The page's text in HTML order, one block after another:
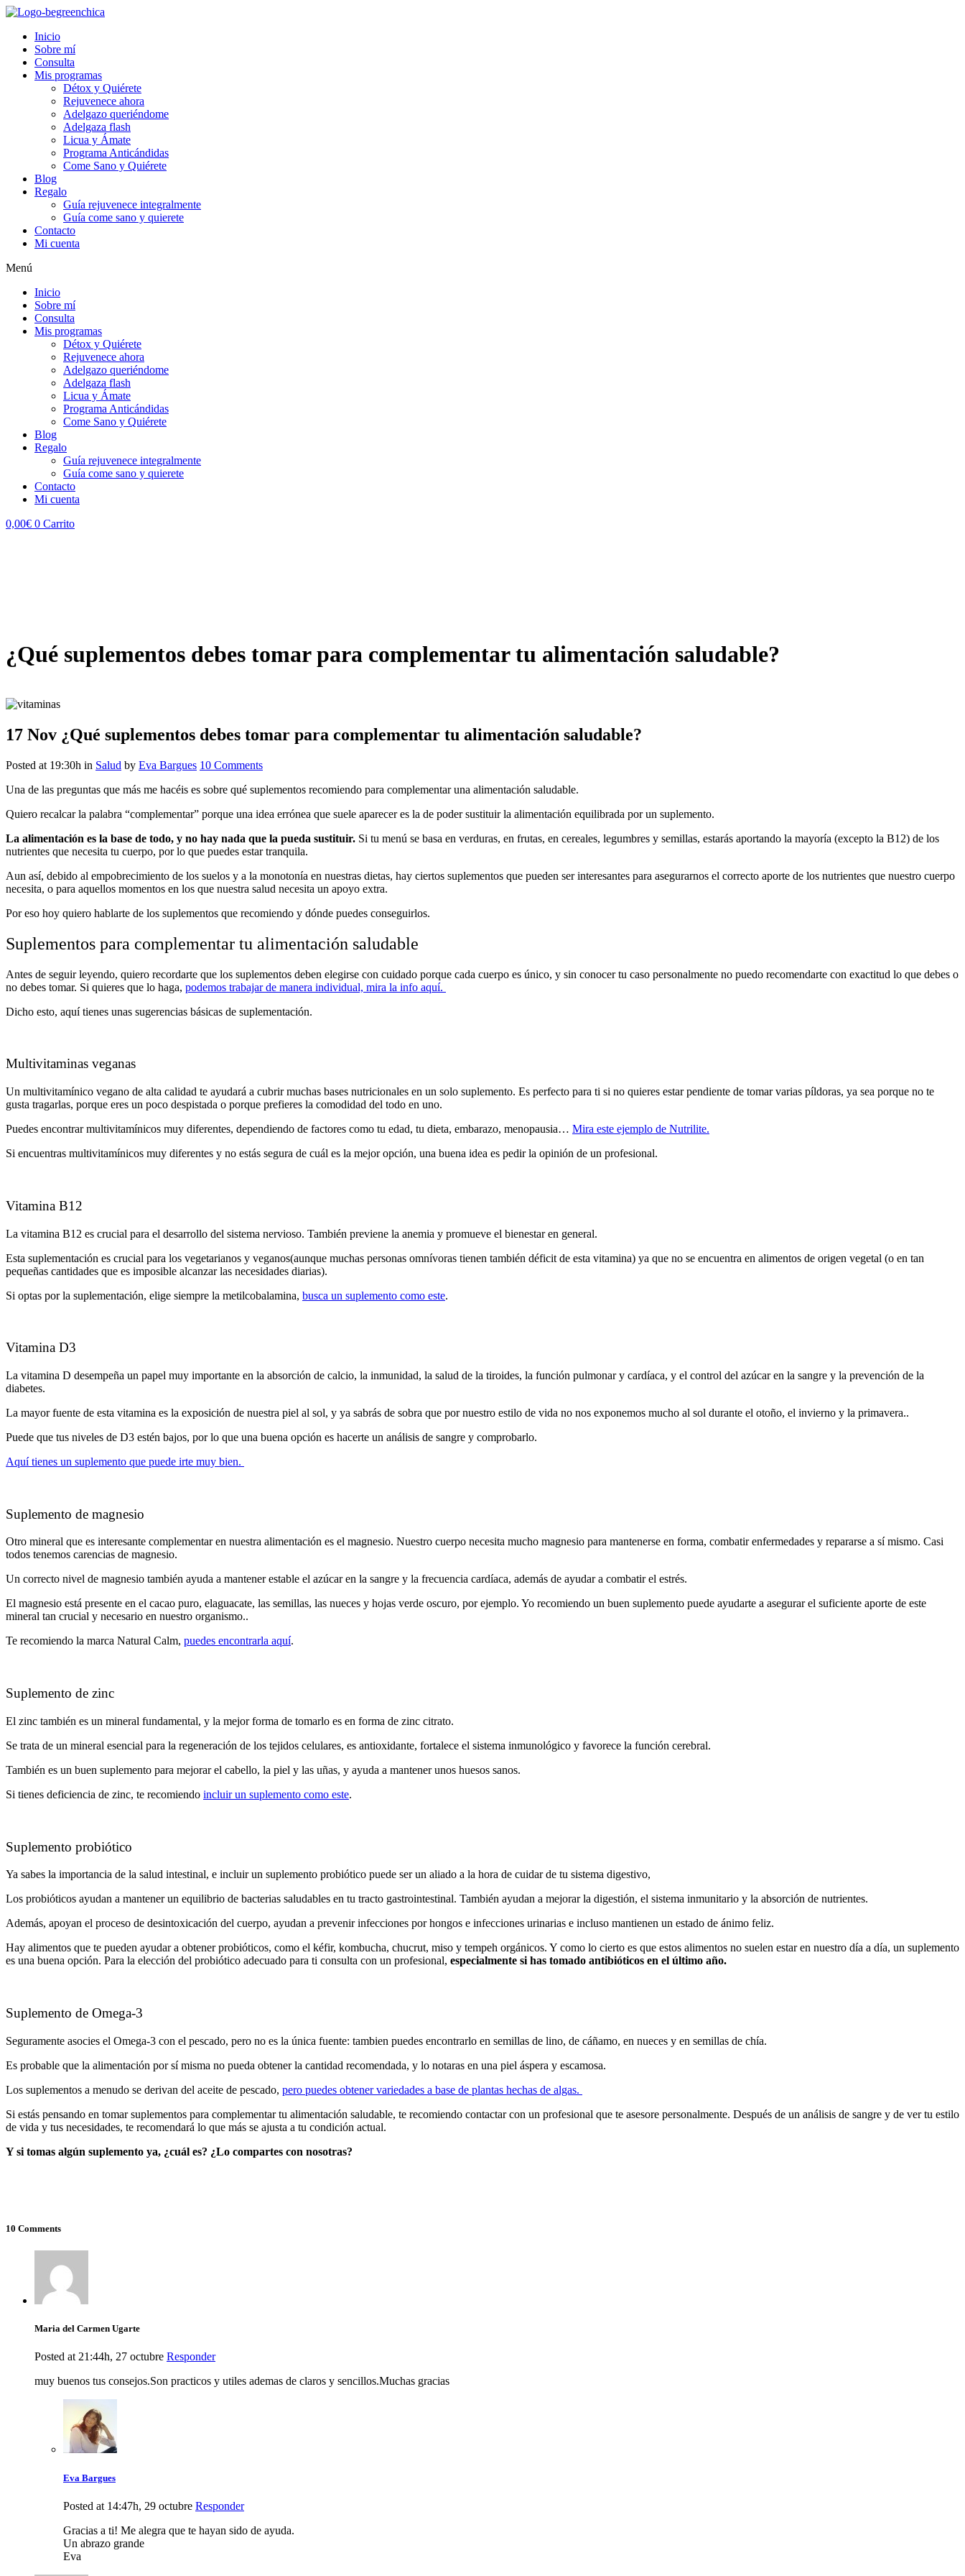
Inicio
Sobre mí
Consulta
Mis programas
Détox y Quiérete
Rejuvenece ahora
Adelgazo queriéndome
Adelgaza flash
Licua y Ámate
Programa Anticándidas
Come Sano y Quiérete
Blog
Regalo
Guía rejuvenece integralmente
Guía come sano y quierete
Contacto
Mi cuenta
Menú
Inicio
Sobre mí
Consulta
Mis programas
Détox y Quiérete
Rejuvenece ahora
Adelgazo queriéndome
Adelgaza flash
Licua y Ámate
Programa Anticándidas
Come Sano y Quiérete
Blog
Regalo
Guía rejuvenece integralmente
Guía come sano y quierete
Contacto
Mi cuenta
0,00€ 0 Carrito
¿Qué suplementos debes tomar para complementar tu alimentación saludable?
17 Nov ¿Qué suplementos debes tomar para complementar tu alimentación saludable?
Posted at 19:30h in Salud by Eva Bargues 10 Comments
Una de las preguntas que más me hacéis es sobre qué suplementos recomiendo para complementar una alimentación saludable.
Quiero recalcar la palabra “complementar” porque una idea errónea que suele aparecer es la de poder sustituir la alimentación equilibrada por un suplemento.
La alimentación es la base de todo, y no hay nada que la pueda sustituir. Si tu menú se basa en verduras, en frutas, en cereales, legumbres y semillas, estarás aportando la mayoría (excepto la B12) de los
nutrientes que necesita tu cuerpo, por lo que puedes estar tranquila.
Aun así, debido al empobrecimiento de los suelos y a la monotonía en nuestras dietas, hay ciertos suplementos que pueden ser interesantes para asegurarnos el correcto aporte de los nutrientes que nuestro cuerpo
necesita, o para aquellos momentos en los que nuestra salud necesita un apoyo extra.
Por eso hoy quiero hablarte de los suplementos que recomiendo y dónde puedes conseguirlos.
Suplementos para complementar tu alimentación saludable
Antes de seguir leyendo, quiero recordarte que los suplementos deben elegirse con cuidado porque cada cuerpo es único, y sin conocer tu caso personalmente no puedo recomendarte con exactitud lo que debes o
no debes tomar. Si quieres que lo haga, podemos trabajar de manera individual, mira la info aquí.
Dicho esto, aquí tienes unas sugerencias básicas de suplementación.
Multivitaminas veganas
Un multivitamínico vegano de alta calidad te ayudará a cubrir muchas bases nutricionales en un solo suplemento. Es perfecto para ti si no quieres estar pendiente de tomar varias píldoras, ya sea porque no te
gusta tragarlas, porque eres un poco despistada o porque prefieres la comodidad del todo en uno.
Puedes encontrar multivitamínicos muy diferentes, dependiendo de factores como tu edad, tu dieta, embarazo, menopausia… Mira este ejemplo de Nutrilite.
Si encuentras multivitamínicos muy diferentes y no estás segura de cuál es la mejor opción, una buena idea es pedir la opinión de un profesional.
Vitamina B12
La vitamina B12 es crucial para el desarrollo del sistema nervioso. También previene la anemia y promueve el bienestar en general.
Esta suplementación es crucial para los vegetarianos y veganos(aunque muchas personas omnívoras tienen también déficit de esta vitamina) ya que no se encuentra en alimentos de origen vegetal (o en tan
pequeñas cantidades que es imposible alcanzar las necesidades diarias).
Si optas por la suplementación, elige siempre la metilcobalamina, busca un suplemento como este.
Vitamina D3
La vitamina D desempeña un papel muy importante en la absorción de calcio, la inmunidad, la salud de la tiroides, la función pulmonar y cardíaca, y el control del azúcar en la sangre y la prevención de la
diabetes.
La mayor fuente de esta vitamina es la exposición de nuestra piel al sol, y ya sabrás de sobra que por nuestro estilo de vida no nos exponemos mucho al sol durante el otoño, el invierno y la primavera..
Puede que tus niveles de D3 estén bajos, por lo que una buena opción es hacerte un análisis de sangre y comprobarlo.
Aquí tienes un suplemento que puede irte muy bien.
Suplemento de magnesio
Otro mineral que es interesante complementar en nuestra alimentación es el magnesio. Nuestro cuerpo necesita mucho magnesio para mantenerse en forma, combatir enfermedades y repararse a sí mismo. Casi
todos tenemos carencias de magnesio.
Un correcto nivel de magnesio también ayuda a mantener estable el azúcar en la sangre y la frecuencia cardíaca, además de ayudar a combatir el estrés.
El magnesio está presente en el cacao puro, elaguacate, las semillas, las nueces y hojas verde oscuro, por ejemplo. Yo recomiendo un buen suplemento puede ayudarte a asegurar el suficiente aporte de este
mineral tan crucial y necesario en nuestro organismo..
Te recomiendo la marca Natural Calm, puedes encontrarla aquí.
Suplemento de zinc
El zinc también es un mineral fundamental, y la mejor forma de tomarlo es en forma de zinc citrato.
Se trata de un mineral esencial para la regeneración de los tejidos celulares, es antioxidante, fortalece el sistema inmunológico y favorece la función cerebral.
También es un buen suplemento para mejorar el cabello, la piel y las uñas, y ayuda a mantener unos huesos sanos.
Si tienes deficiencia de zinc, te recomiendo incluir un suplemento como este.
Suplemento probiótico
Ya sabes la importancia de la salud intestinal, e incluir un suplemento probiótico puede ser un aliado a la hora de cuidar de tu sistema digestivo,
Los probióticos ayudan a mantener un equilibrio de bacterias saludables en tu tracto gastrointestinal. También ayudan a mejorar la digestión, el sistema inmunitario y la absorción de nutrientes.
Además, apoyan el proceso de desintoxicación del cuerpo, ayudan a prevenir infecciones por hongos e infecciones urinarias e incluso mantienen un estado de ánimo feliz.
Hay alimentos que te pueden ayudar a obtener probióticos, como el kéfir, kombucha, chucrut, miso y tempeh orgánicos. Y como lo cierto es que estos alimentos no suelen estar en nuestro día a día, un suplemento
es una buena opción. Para la elección del probiótico adecuado para ti consulta con un profesional, especialmente si has tomado antibióticos en el último año.
Suplemento de Omega-3
Seguramente asocies el Omega-3 con el pescado, pero no es la única fuente: tambien puedes encontrarlo en semillas de lino, de cáñamo, en nueces y en semillas de chía.
Es probable que la alimentación por sí misma no pueda obtener la cantidad recomendada, y lo notaras en una piel áspera y escamosa.
Los suplementos a menudo se derivan del aceite de pescado, pero puedes obtener variedades a base de plantas hechas de algas.
Si estás pensando en tomar suplementos para complementar tu alimentación saludable, te recomiendo contactar con un profesional que te asesore personalmente. Después de un análisis de sangre y de ver tu estilo
de vida y tus necesidades, te recomendará lo que más se ajusta a tu condición actual.
Y si tomas algún suplemento ya, ¿cuál es? ¿Lo compartes con nosotras?
10 Comments
Maria del Carmen Ugarte
Posted at 21:44h, 27 octubre Responder
muy buenos tus consejos.Son practicos y utiles ademas de claros y sencillos.Muchas gracias
Eva Bargues
Posted at 14:47h, 29 octubre Responder
Gracias a ti! Me alegra que te hayan sido de ayuda.
Un abrazo grande
Eva